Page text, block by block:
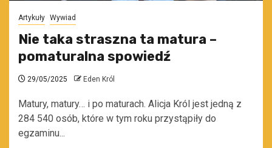
Artykuły Wywiad
Nie taka straszna ta matura –
pomaturalna spowiedź
29/05/2025 Eden Król
Matury, matury… i po maturach. Alicja Król jest jedną z
284 540 osób, które w tym roku przystąpiły do
egzaminu...